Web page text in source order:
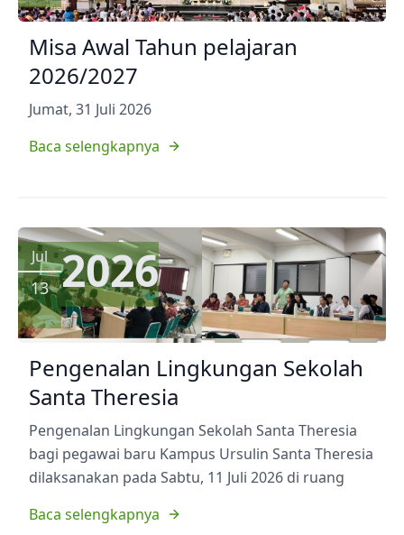
Misa Awal Tahun pelajaran
2026/2027
Jumat, 31 Juli 2026
Baca selengkapnya
Jul
13 2026
Pengenalan Lingkungan Sekolah
Santa Theresia
Pengenalan Lingkungan Sekolah Santa Theresia
bagi pegawai baru Kampus Ursulin Santa Theresia
dilaksanakan pada Sabtu, 11 Juli 2026 di ruang
Baca selengkapnya